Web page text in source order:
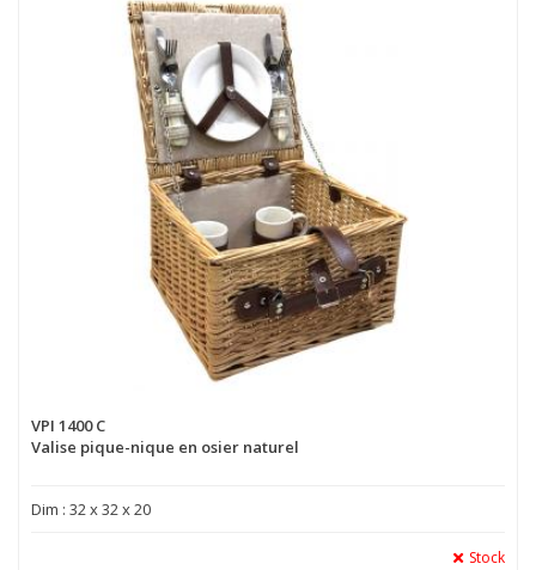
VPI 1400 C
Valise pique-nique en osier naturel
Dim : 32 x 32 x 20
Stock